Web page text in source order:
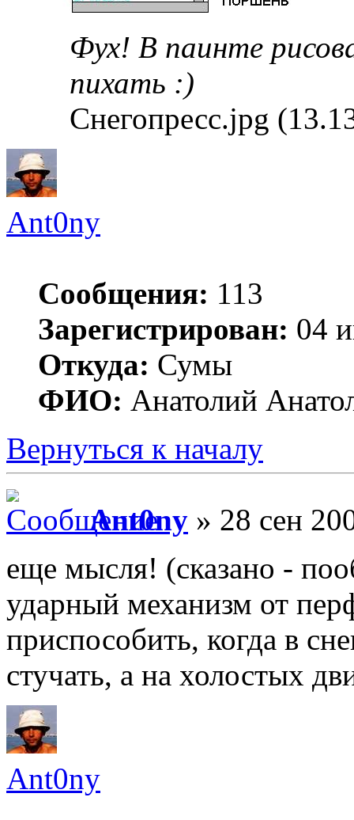
Фух! В паинте
пихать :)
Снегопресс.jpg
Ant0ny
Сообщения: 113
Зарегистрирован: 04
Откуда: Сумы
ФИО: Анатолий
Вернуться к началу
Ant0ny » 28 сен
еще мысля! (сказано -
ударный механизм от
приспособить, когда в
стучать, а на холостых
Ant0ny